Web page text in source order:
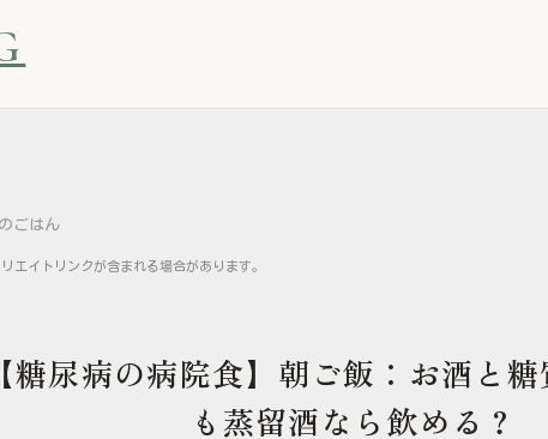
ごはん
エイトリンクが含まれる場合があります。
尿病の病院食】朝ご飯：お酒と糖
も蒸留酒なら飲める？